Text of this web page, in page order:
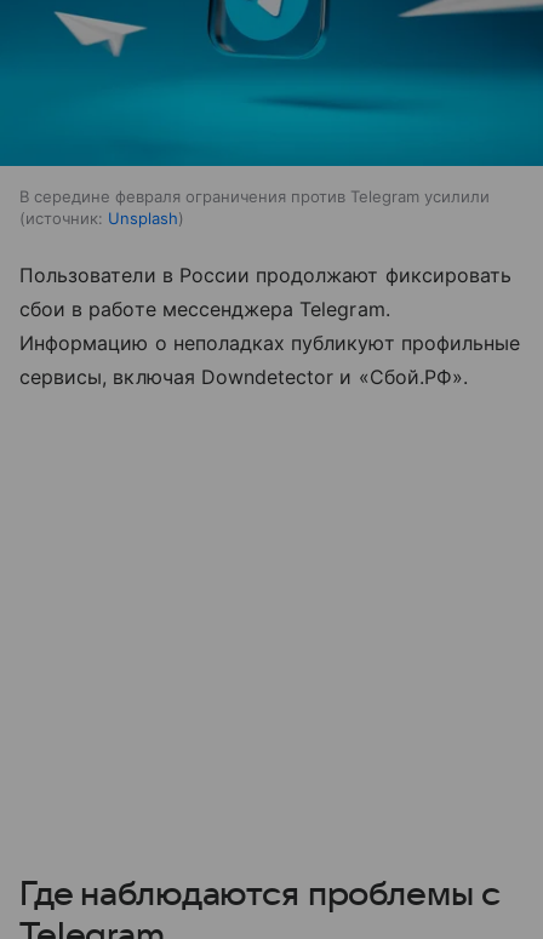
В середине февраля ограничения против Telegram усилили
источник: Unsplash
Пользователи в России продолжают фиксировать
сбои в работе мессенджера Telegram.
Информацию о неполадках публикуют профильные
сервисы, включая Downdetector и «Сбой.РФ».
Где наблюдаются проблемы с